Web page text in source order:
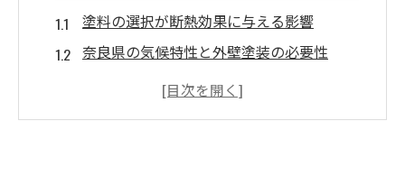
塗料の選択が断熱効果に与える影響
奈良県の気候特性と外壁塗装の必要性
外壁塗装による熱の反射と保持のメカニズ